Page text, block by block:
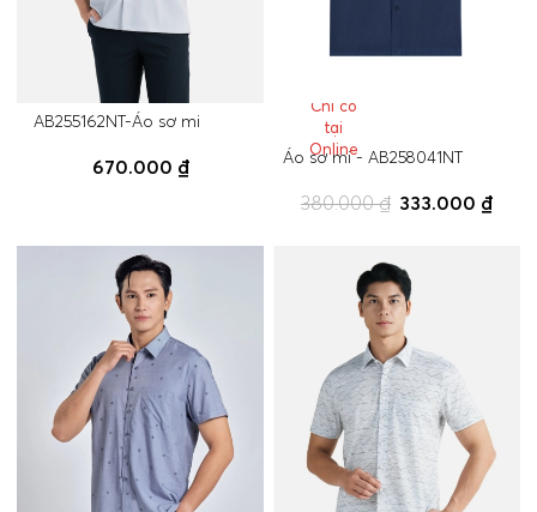
AB255162NT-Áo sơ mi
670.000 ₫
Chỉ có
tại
Online
Áo sơ mi - AB258041NT
333.000 ₫
380.000 ₫